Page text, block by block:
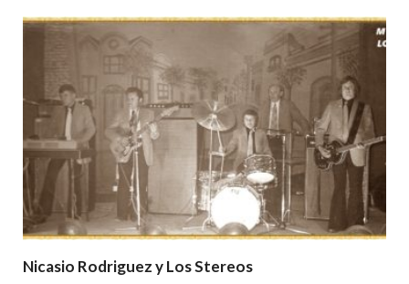
Nicasio Rodriguez y Los Stereos